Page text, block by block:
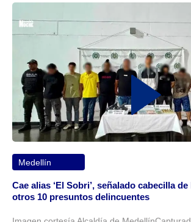
Medellín
Cae alias ‘El Sobri’, señalado cabecilla
otros 10 presuntos delincuentes